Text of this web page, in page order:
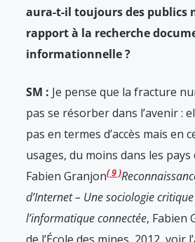
aura-t-il toujours des publics
rapport à la recherche
informationnelle ?
SM : Je pense que la fracture
pas se résorber dans l’avenir :
pas en termes d’accès mais en
usages, du moins dans les pays
Fabien Granjon 9
d’Internet – Une sociologie
l’informatique connectée, Fabien